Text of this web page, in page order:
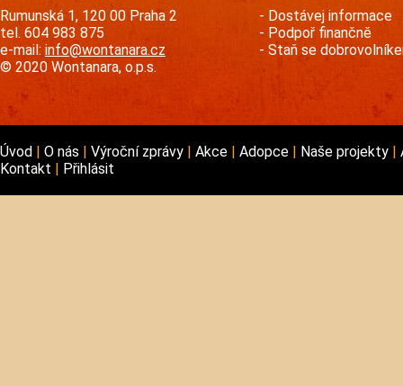
Rumunská 1, 120 00 Praha 2
tel. 604 983 875
e-mail: info@wontanara.cz
© 2020 Wontanara, o.p.s.
Dostávej informace
Podpoř finančně
Staň se
Úvod O nás Výroční zprávy Akce Adopce Naše projekty
Kontakt
Přihlásit